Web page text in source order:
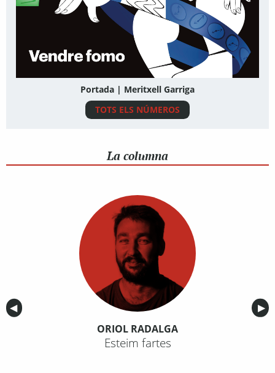
Portada | Meritxell Garriga
TOTS ELS NÚMEROS
La columna
Anterior
◀︎ ▶︎
ORIOL RADALGA
Esteim fartes